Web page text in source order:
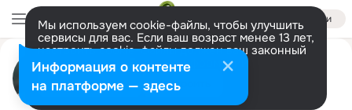
Войти
Мы используем cookie-файлы, чтобы улучшить
сервисы для вас. Если ваш возраст менее 13 лет,
настроить cookie-файлы должен ваш законный
представитель. Больше информации
Разрешить все Настроить
Владимир Мотин
Хьюстон
18 сентября (65 лет)
698 школа (с лицейскими классами)
Подробнее
Информация о контенте
на платформе — здесь